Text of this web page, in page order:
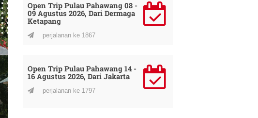
Open Trip Pulau Pahawang 08 -
09 Agustus 2026, Dari Dermaga
Ketapang
perjalanan ke 1867
Open Trip Pulau Pahawang 14 -
16 Agustus 2026, Dari Jakarta
perjalanan ke 1797